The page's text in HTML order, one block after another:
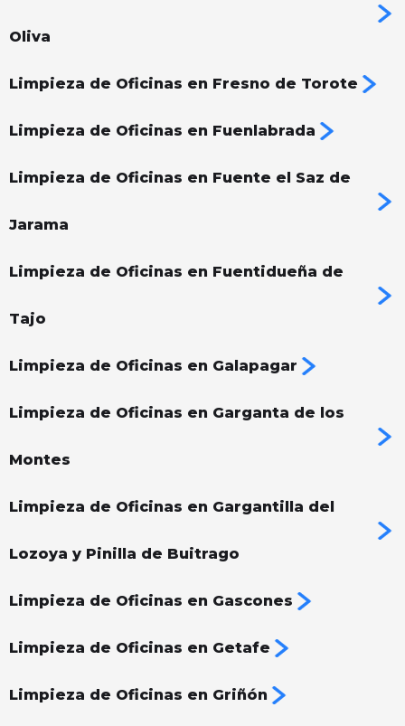
Oliva
Limpieza de Oficinas en Fresno de Torote
Limpieza de Oficinas en Fuenlabrada
Limpieza de Oficinas en Fuente el Saz de
Jarama
Limpieza de Oficinas en Fuentidueña de
Tajo
Limpieza de Oficinas en Galapagar
Limpieza de Oficinas en Garganta de los
Montes
Limpieza de Oficinas en Gargantilla del
Lozoya y Pinilla de Buitrago
Limpieza de Oficinas en Gascones
Limpieza de Oficinas en Getafe
Limpieza de Oficinas en Griñón